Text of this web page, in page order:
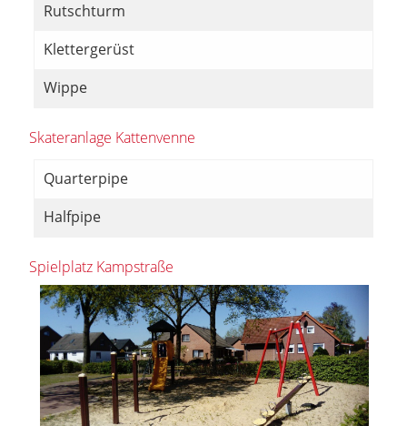
Rutschturm
Klettergerüst
Wippe
Skateranlage Kattenvenne
Quarterpipe
Halfpipe
Spielplatz Kampstraße